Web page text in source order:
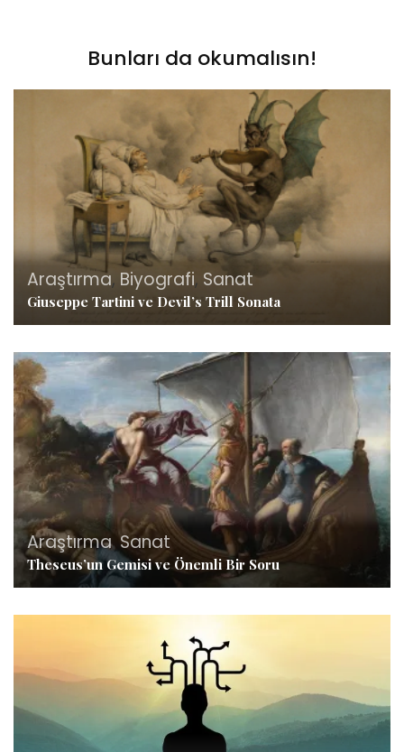
Bunları da okumalısın!
Araştırma, Biyografi, Sanat
Giuseppe Tartini ve Devil’s Trill Sonata
Araştırma,Sanat
Theseus’un Gemisi ve Önemli Bir Soru